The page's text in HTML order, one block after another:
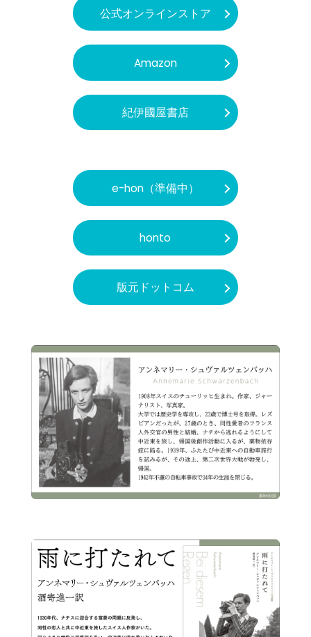
公式オンラインストア
Amazon
紀伊國屋書店
e-hon（準備中）
honto
版元ドットコム